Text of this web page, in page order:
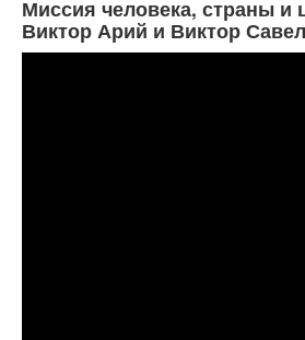
Миссия человека, страны и
Виктор Арий и Виктор